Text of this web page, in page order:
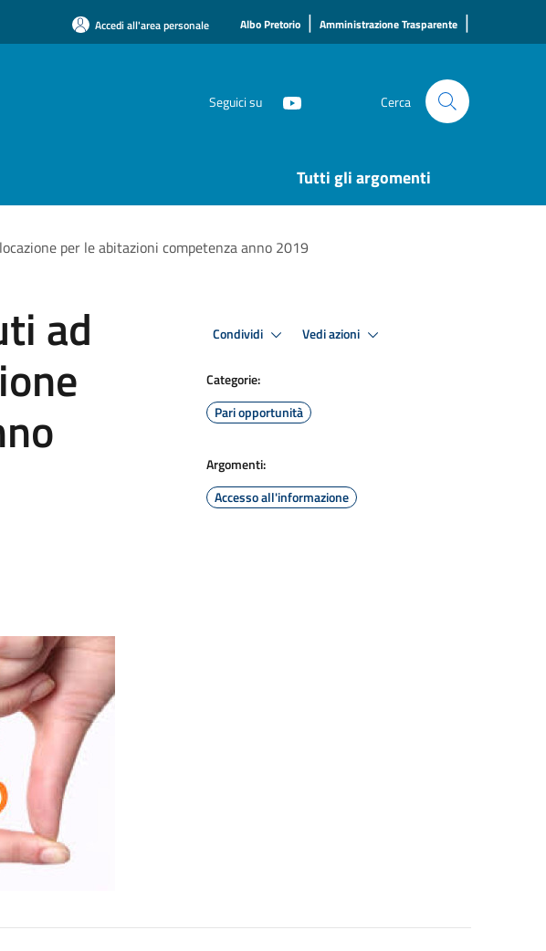
Accedi all'area personale Albo Pretorio | Amministrazione Trasparente |
Seguici su Cerca
Tutti gli argomenti
per le abitazioni competenza anno 2019
ad Condividi Vedi azioni
Categorie:
Pari opportunità
Argomenti:
Accesso all'informazione